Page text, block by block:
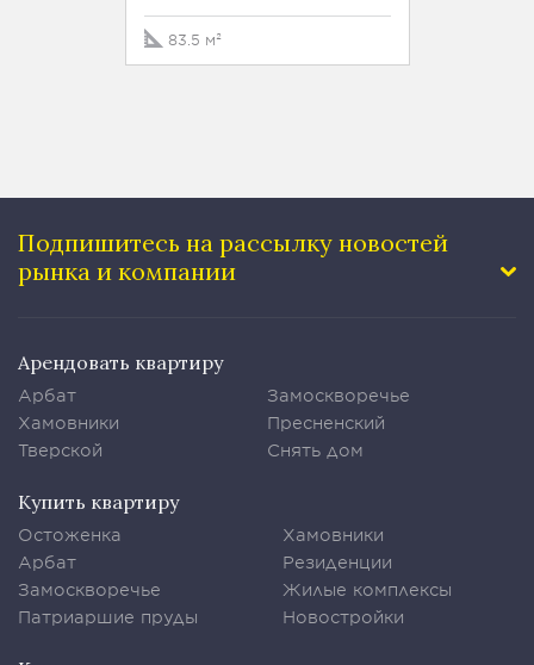
83.5 м²
Подпишитесь на рассылку новостей
рынка и компании
Арендовать квартиру
Арбат
Хамовники
Тверской
Замоскворечье
Пресненский
Снять дом
Купить квартиру
Остоженка
Арбат
Замоскворечье
Патриаршие пруды
Хамовники
Резиденции
Жилые комплексы
Новостройки